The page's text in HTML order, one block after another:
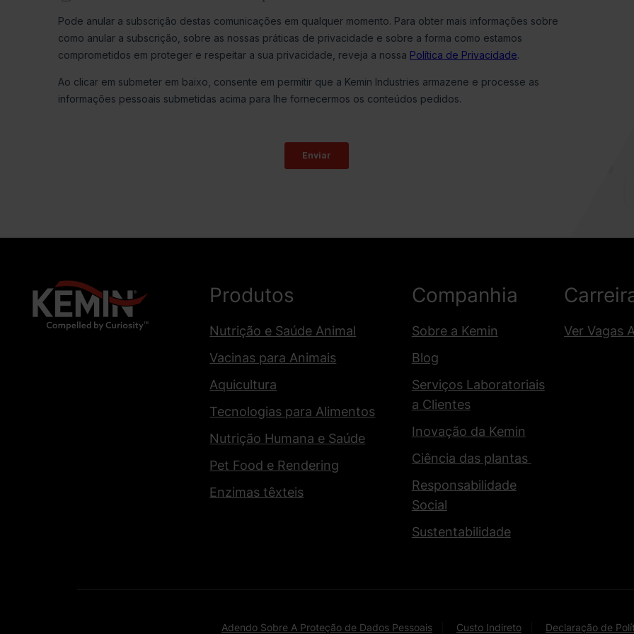
Produtos
Nutrição e Saúde Animal
Vacinas para Animais
Aquicultura
Tecnologias para Alimentos
Nutrição Humana e Saúde
Pet Food e Rendering
Enzimas têxteis
Companhia
Sobre a Kemin
Blog
Serviços Laboratoriais
a Clientes
Inovação da Kemin
Ciência das plantas
Responsabilidade
Social
Sustentabilidade
Ver Vagas
Adendo Sobre A Proteção de Dados Pessoais Custo Indireto Declaração de